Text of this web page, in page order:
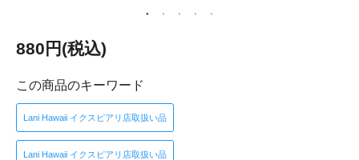
880円(税込)
この商品のキーワード
Lani Hawaii イクスピアリ店取扱い品
Lani Hawaii イクスピアリ店取扱い品